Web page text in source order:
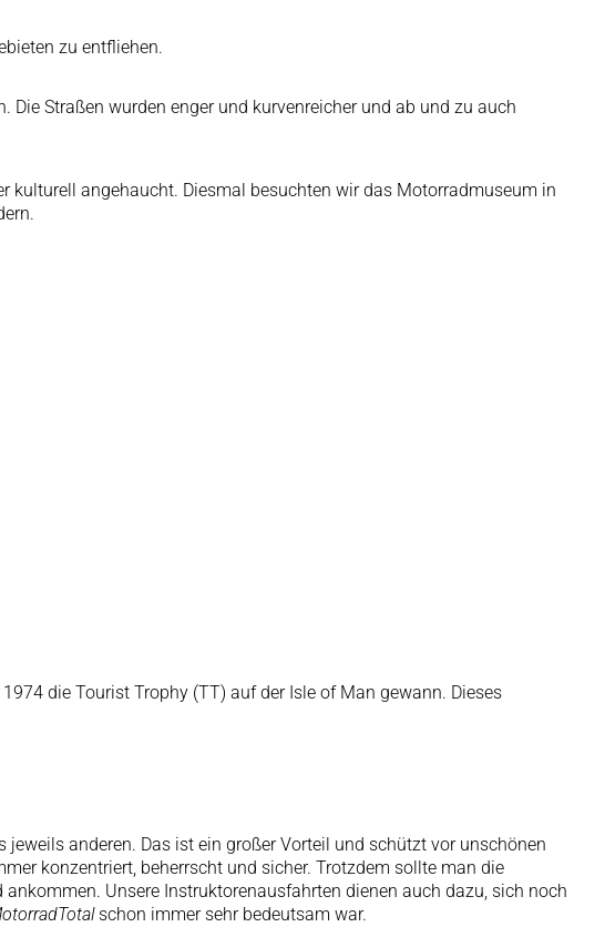
zu entfliehen.
Die Straßen wurden enger und kurvenreicher und ab und zu auch
kulturell angehaucht. Diesmal besuchten wir das Motorradmuseum in
die Tourist Trophy (TT) auf der Isle of Man gewann. Dieses
anderen. Das ist ein großer Vorteil und schützt vor unschönen
konzentriert, beherrscht und sicher. Trotzdem sollte man die
Unsere Instruktorenausfahrten dienen auch dazu, sich noch
schon immer sehr bedeutsam war.